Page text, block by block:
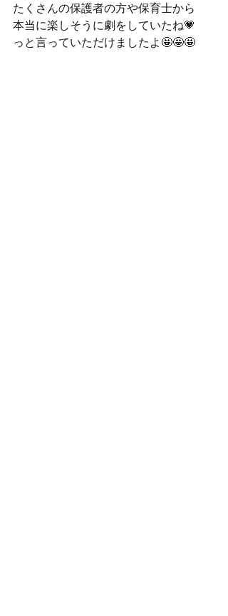
たくさんの保護者の方や保育士から
本当に楽しそうに劇をしていたね💗
っと言っていただけましたよ🤩🤩🤩